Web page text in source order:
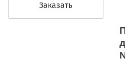
Заказать